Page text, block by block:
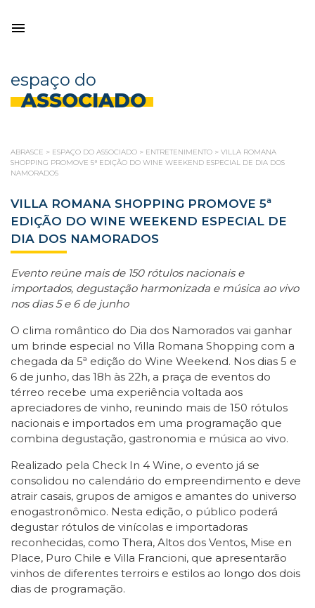
espaço do
ASSOCIADO
ABRASCE > ESPAÇO DO ASSOCIADO > ENTRETENIMENTO > VILLA ROMANA
SHOPPING PROMOVE 5ª EDIÇÃO DO WINE WEEKEND ESPECIAL DE DIA DOS
NAMORADOS
VILLA ROMANA SHOPPING PROMOVE 5ª
EDIÇÃO DO WINE WEEKEND ESPECIAL DE
DIA DOS NAMORADOS
Evento reúne mais de 150 rótulos nacionais e
importados, degustação harmonizada e música ao vivo
nos dias 5 e 6 de junho
O clima romântico do Dia dos Namorados vai ganhar
um brinde especial no Villa Romana Shopping com a
chegada da 5ª edição do Wine Weekend. Nos dias 5 e
6 de junho, das 18h às 22h, a praça de eventos do
térreo recebe uma experiência voltada aos
apreciadores de vinho, reunindo mais de 150 rótulos
nacionais e importados em uma programação que
combina degustação, gastronomia e música ao vivo.
Realizado pela Check In 4 Wine, o evento já se
consolidou no calendário do empreendimento e deve
atrair casais, grupos de amigos e amantes do universo
enogastronômico. Nesta edição, o público poderá
degustar rótulos de vinícolas e importadoras
reconhecidas, como Thera, Altos dos Ventos, Mise en
Place, Puro Chile e Villa Francioni, que apresentarão
vinhos de diferentes terroirs e estilos ao longo dos dois
dias de programação.